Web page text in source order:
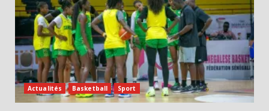
Actualités Basketball Sport